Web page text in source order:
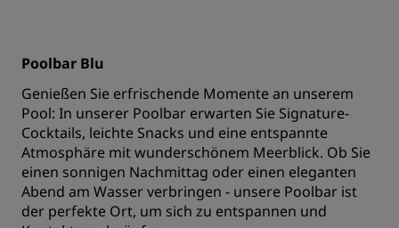
Poolbar Blu
Genießen Sie erfrischende Momente an unserem
Pool: In unserer Poolbar erwarten Sie Signature-
Cocktails, leichte Snacks und eine entspannte
Atmosphäre mit wunderschönem Meerblick. Ob Sie
einen sonnigen Nachmittag oder einen eleganten
Abend am Wasser verbringen - unsere Poolbar ist
der perfekte Ort, um sich zu entspannen und